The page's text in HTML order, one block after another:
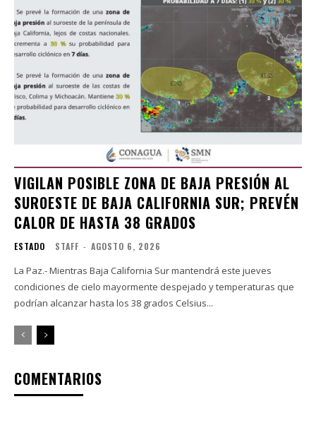
VIGILAN POSIBLE ZONA DE BAJA PRESIÓN AL
SUROESTE DE BAJA CALIFORNIA SUR; PREVÉN
CALOR DE HASTA 38 GRADOS
ESTADO STAFF - AGOSTO 6, 2026
La Paz.- Mientras Baja California Sur mantendrá este jueves
condiciones de cielo mayormente despejado y temperaturas que
podrían alcanzar hasta los 38 grados Celsius...
COMENTARIOS